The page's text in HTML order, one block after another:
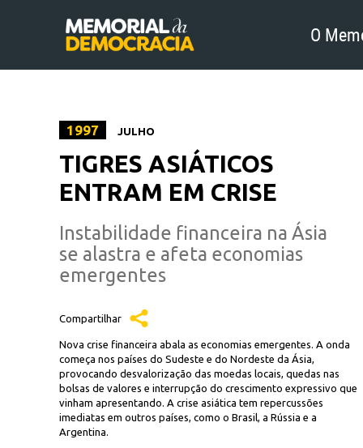
O
1997 JULHO
TIGRES ASIÁTICOS
ENTRAM EM CRISE
Instabilidade financeira na Ásia
se alastra e afeta economias
emergentes
Compartilhar
Nova crise financeira abala as economias emergentes. A onda
começa nos países do Sudeste e do Nordeste da Ásia,
provocando desvalorização das moedas locais, quedas nas
bolsas de valores e interrupção do crescimento expressivo que
vinham apresentando. A crise asiática tem repercussões
imediatas em outros países, como o Brasil, a Rússia e a
Argentina.